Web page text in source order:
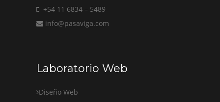
+54 11 6834 – 5489
info@pasaviga.com
Laboratorio Web
Diseño Web